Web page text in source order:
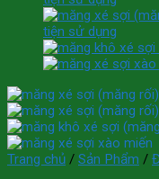
Trang chủ / Sản Phẩm /